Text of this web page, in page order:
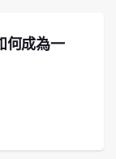
何成為一